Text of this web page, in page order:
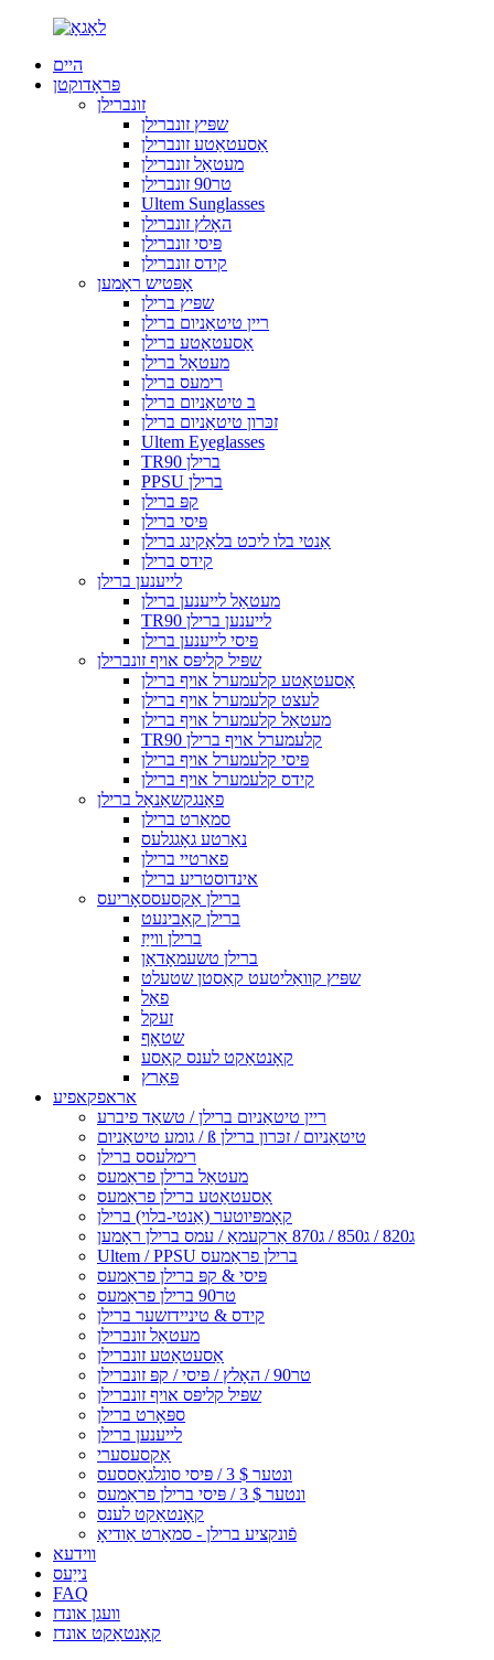
היים
פּראָדוקטן
זונברילן
שפּיץ זונברילן
אַסעטאַטע זונברילן
מעטאַל זונברילן
טר90 זונברילן
Ultem Sunglasses
האָלץ זונברילן
פּיסי זונברילן
קידס זונברילן
אָפּטיש ראָמען
שפּיץ ברילן
ריין טיטאַניום ברילן
אַסעטאַטע ברילן
מעטאַל ברילן
רימעס ברילן
ב טיטאַניום ברילן
זכּרון טיטאַניום ברילן
Ultem Eyeglasses
TR90 ברילן
PPSU ברילן
קפּ ברילן
פּיסי ברילן
אַנטי בלו ליכט בלאַקינג ברילן
קידס ברילן
לייענען ברילן
מעטאַל לייענען ברילן
TR90 לייענען ברילן
פּיסי לייענען ברילן
שפּיל קליפּס אויף זונברילן
אַסעטאַטע קלעמערל אויף ברילן
לעצט קלעמערל אויף ברילן
מעטאַל קלעמערל אויף ברילן
TR90 קלעמערל אויף ברילן
פּיסי קלעמערל אויף ברילן
קידס קלעמערל אויף ברילן
פאַנגקשאַנאַל ברילן
סמאַרט ברילן
נאַרטע גאָגגלעס
פארטיי ברילן
אינדוסטריע ברילן
ברילן אַקסעססאָריעס
ברילן קאַבינעט
ברילן ווייַז
ברילן טשעמאָדאַן
שפּיץ קוואַליטעט קאַסטן שטעלט
פאַל
זעקל
שטאָף
קאָנטאַקט לענס קאַסע
פּאַרץ
אראפקאפיע
ריין טיטאַניום ברילן / טשאַד פיברע
גומע טיטאַניום / ß טיטאַניום / זכּרון ברילן
רימלעסס ברילן
מעטאַל ברילן פראַמעס
אַסעטאַטע ברילן פראַמעס
קאָמפּיוטער (אַנטי-בלוי) ברילן
ג820 / ג850 / ג870 אַרקעמאַ / עמס ברילן ראָמען
Ultem / PPSU ברילן פראַמעס
פּיסי & קפּ ברילן פראַמעס
טר90 ברילן פראַמעס
קידס & טיניידזשער ברילן
מעטאַל זונברילן
אַסעטאַטע זונברילן
טר90 / האָלץ / פּיסי / קפּ זונברילן
שפּיל קליפּס אויף זונברילן
ספּאָרט ברילן
לייענען ברילן
אַקסעסערי
ונטער $ 3 / פּיסי סונלגאַססעס
ונטער $ 3 / פּיסי ברילן פראַמעס
קאָנטאַקט לענס
פֿונקציע ברילן - סמאַרט אַודיאָ
ווידעא
נייַעס
FAQ
וועגן אונדז
קאָנטאַקט אונדז